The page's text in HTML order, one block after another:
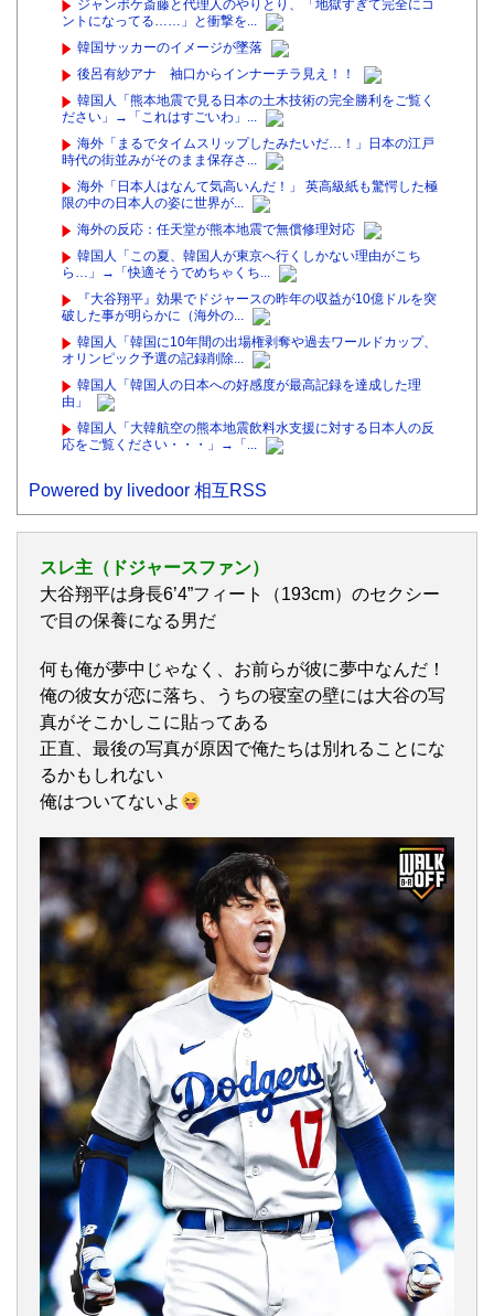
ジャンポケ斎藤と代理人のやりとり、「地獄すぎて完全にコ
ントになってる……」と衝撃を...
韓国サッカーのイメージが墜落
後呂有紗アナ 袖口からインナーチラ見え！！
韓国人「熊本地震で見る日本の土木技術の完全勝利をご覧く
ださい」→「これはすごいわ」...
海外「まるでタイムスリップしたみたいだ…！」日本の江戸
時代の街並みがそのまま保存さ...
海外「日本人はなんて気高いんだ！」 英高級紙も驚愕した極
限の中の日本人の姿に世界が...
海外の反応：任天堂が熊本地震で無償修理対応
韓国人「この夏、韓国人が東京へ行くしかない理由がこち
ら…」→「快適そうでめちゃくち...
『大谷翔平』効果でドジャースの昨年の収益が10億ドルを突
破した事が明らかに（海外の...
韓国人「韓国に10年間の出場権剥奪や過去ワールドカップ、
オリンピック予選の記録削除...
韓国人「韓国人の日本への好感度が最高記録を達成した理
由」
韓国人「大韓航空の熊本地震飲料水支援に対する日本人の反
応をご覧ください・・・」→「...
Powered by livedoor 相互RSS
スレ主（ドジャースファン）
大谷翔平は身長6’4”フィート（193cm）のセクシー
で目の保養になる男だ
何も俺が夢中じゃなく、お前らが彼に夢中なんだ！
俺の彼女が恋に落ち、うちの寝室の壁には大谷の写
真がそこかしこに貼ってある
正直、最後の写真が原因で俺たちは別れることにな
るかもしれない
俺はついてないよ